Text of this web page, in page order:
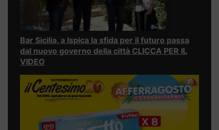
Bar Sicilia, a Ispica la sfida per il futuro passa
dal nuovo governo della città CLICCA PER IL
VIDEO